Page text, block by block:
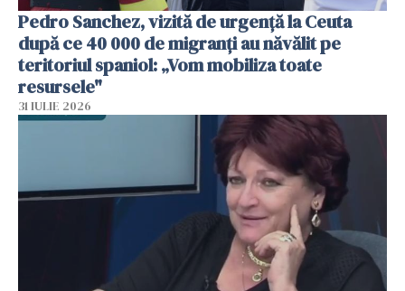
Pedro Sanchez, vizită de urgență la Ceuta
după ce 40 000 de migranți au năvălit pe
teritoriul spaniol: „Vom mobiliza toate
resursele"
31 IULIE 2026